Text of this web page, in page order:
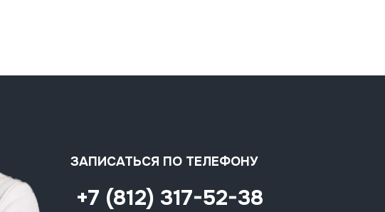
ЗАПИСАТЬСЯ ПО ТЕЛЕФОНУ
+7 (812) 317-52-38